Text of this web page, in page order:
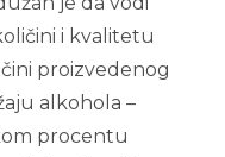
i kvalitetu
proizvedenog
alkohola –
procentu